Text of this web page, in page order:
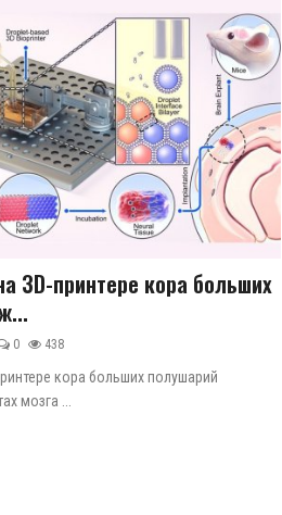
3D-принтере кора больших
0 438
кора больших полушарий
мозга ...